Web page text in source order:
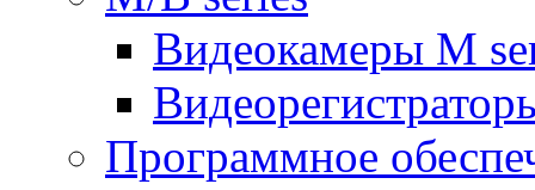
Видеокамеры M
Программное